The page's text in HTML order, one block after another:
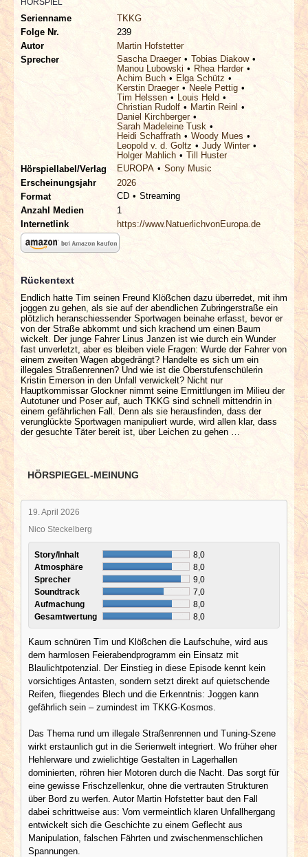
LINKS
HÖRSPIEL
Serienname
TKKG
Folge Nr.
239
Autor
Martin Hofstetter
Sprecher
Sascha Draeger
Tobias Diakow
Manou Lubowski
Rhea Harder
Achim Buch
Elga Schütz
Kerstin Draeger
Neele Pettig
Tim Helssen
Louis Held
Christian Rudolf
Martin Reinl
Daniel Kirchberger
Sarah Madeleine Tusk
Heidi Schaffrath
Woody Mues
Leopold v. d. Goltz
Judy Winter
Holger Mahlich
Till Huster
Hörspiellabel/Verlag
EUROPA
Sony Music
Erscheinungsjahr
2026
Format
CD
Streaming
Anzahl Medien
1
Internetlink
https://www.NatuerlichvonEuropa.de
Rückentext
Endlich hatte Tim seinen Freund Klößchen dazu überredet, mit ihm
joggen zu gehen, als sie auf der abendlichen Zubringerstraße ein
plötzlich heranschiessender Sportwagen beinahe erfasst, bevor er
von der Straße abkommt und sich krachend um einen Baum
wickelt. Der junge Fahrer Linus Janzen ist wie durch ein Wunder
fast unverletzt, aber es bleiben viele Fragen: Wurde der Fahrer von
einem zweiten Wagen abgedrängt? Handelte es sich um ein
illegales Straßenrennen? Und wie ist die Oberstufenschülerin
Kristin Emerson in den Unfall verwickelt? Nicht nur
Hauptkommissar Glockner nimmt seine Ermittlungen im Milieu der
Autotuner und Poser auf, auch TKKG sind schnell mittendrin in
einem gefährlichen Fall. Denn als sie herausfinden, dass der
verunglückte Sportwagen manipuliert wurde, wird allen klar, dass
der gesuchte Täter bereit ist, über Leichen zu gehen …
HÖRSPIEGEL-MEINUNG
19. April 2026
Nico Steckelberg
Story/Inhalt
8,0
Atmosphäre
8,0
Sprecher
9,0
Soundtrack
7,0
Aufmachung
8,0
Gesamtwertung
8,0
Kaum schnüren Tim und Klößchen die Laufschuhe, wird aus
dem harmlosen Feierabendprogramm ein Einsatz mit
Blaulichtpotenzial. Der Einstieg in diese Episode kennt kein
vorsichtiges Antasten, sondern setzt direkt auf quietschende
Reifen, fliegendes Blech und die Erkenntnis: Joggen kann
gefährlich sein – zumindest im TKKG-Kosmos.
Das Thema rund um illegale Straßenrennen und Tuning-Szene
wirkt erstaunlich gut in die Serienwelt integriert. Wo früher eher
Hehlerware und zwielichtige Gestalten in Lagerhallen
dominierten, röhren hier Motoren durch die Nacht. Das sorgt für
eine gewisse Frischzellenkur, ohne die vertrauten Strukturen
über Bord zu werfen. Autor Martin Hofstetter baut den Fall
dabei schrittweise aus: Vom vermeintlich klaren Unfallhergang
entwickelt sich die Geschichte zu einem Geflecht aus
Manipulation, falschen Fährten und zwischenmenschlichen
Spannungen.